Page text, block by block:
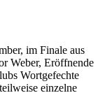
im Finale aus
Weber, Eröffnende
Wortgefechte
einzelne